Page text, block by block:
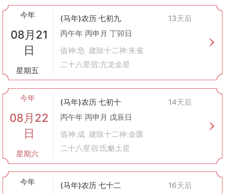
今年
08月21
日
星期五
(马年)农历 七初九
13天后
丙午年 丙申月 丁卯日
值神:危 建除十二神:朱雀
二十八星宿:亢龙金星
今年
08月22
日
星期六
(马年)农历 七初十
14天后
丙午年 丙申月 戊辰日
值神:成 建除十二神:金匮
二十八星宿:氐貉土星
今年 (马年)农历 七十二
16天后